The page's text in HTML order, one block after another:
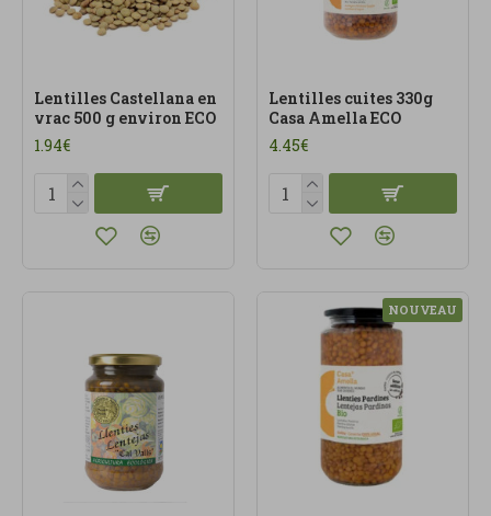
Lentilles Castellana en
vrac 500 g environ ECO
1.94€
Lentilles cuites 330g
Casa Amella ECO
4.45€
NOUVEAU